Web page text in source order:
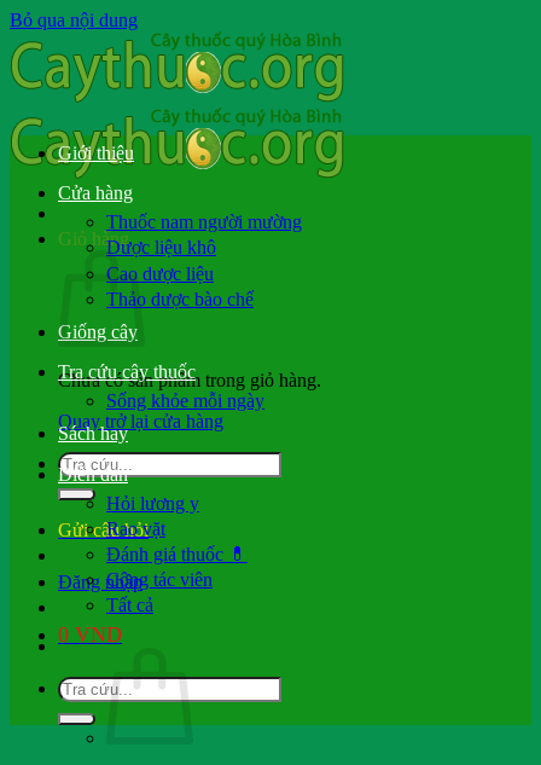
Bỏ qua nội dung
Giỏ hàng
Chưa có sản phẩm trong giỏ hàng.
Quay trở lại cửa hàng
Gửi câu hỏi
Đăng nhập
0 VND
Giới thiệu
Cửa hàng
Thuốc nam người mường
Dược liệu khô
Cao dược liệu
Thảo dược bào chế
Giống cây
Tra cứu cây thuốc
Sống khỏe mỗi ngày
Sách hay
Diễn đàn
Hỏi lương y
Rao vặt
Đánh giá thuốc 💊
Cộng tác viên
Tất cả